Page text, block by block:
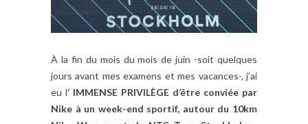
À la fin du mois du mois de juin -soit quelques
jours avant mes examens et mes vacances-, j’ai
eu l‘ IMMENSE PRIVILÈGE d’être conviée par
Nike à un week-end sportif, autour du 10km